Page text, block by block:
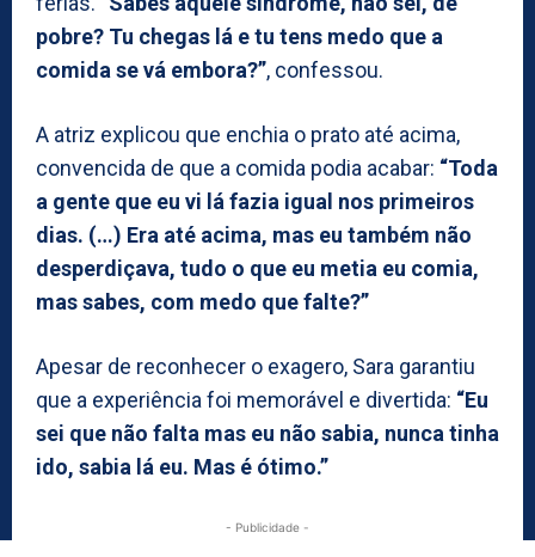
pobre? Tu chegas lá e tu tens medo que a
comida se vá embora?”, confessou.
A atriz explicou que enchia o prato até acima,
convencida de que a comida podia acabar: “Toda
a gente que eu vi lá fazia igual nos primeiros
dias. (…) Era até acima, mas eu também não
desperdiçava, tudo o que eu metia eu comia,
mas sabes, com medo que falte?”
Apesar de reconhecer o exagero, Sara garantiu
que a experiência foi memorável e divertida: “Eu
sei que não falta mas eu não sabia, nunca tinha
ido, sabia lá eu. Mas é ótimo.”
- Publicidade -